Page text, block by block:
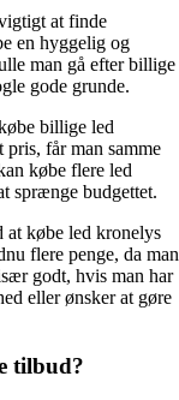
at finde
en hyggelig og
man gå efter billige
gode grunde.
billige led
får man samme
købe flere led
sprænge budgettet.
at købe led kronelys
flere penge, da man
godt, hvis man har
eller ønsker at gøre
tilbud?